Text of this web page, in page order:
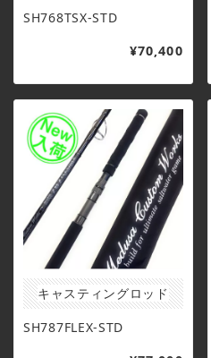
SH768TSX-STD
¥70,400
キャスティングロッド
SH787FLEX-STD